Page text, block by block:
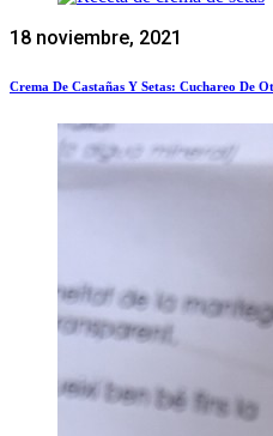
18 noviembre, 2021
Crema De Castañas Y Setas: Cuchareo De